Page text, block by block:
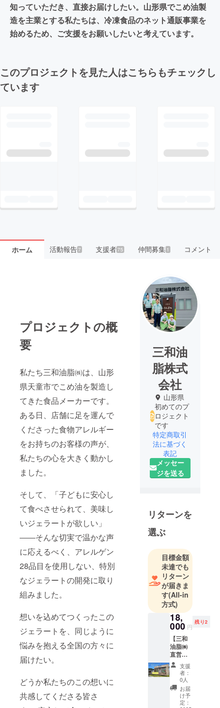
知っていただき、直接お届けしたい。山形県でこめ油製
造を主業とする私たちは、冷凍食品のネット通販事業を
始めるため、ご支援をお願いしたいと考えています。
このプロジェクトを見た人はこちらもチェックし
ています
ホーム 活動報告7 支援者75 仲間募集 1 コメント
プロジェクトの概
要
私たち三和油脂㈱は、山形
県天童市でこめ油を製造し
てきた食品メーカーです。
ある日、店舗に足を運んで
くださった食物アレルギー
をお持ちのお客様の声が、
私たちの心を大きく動かし
ました。
そして、「子どもに安心し
て食べさせられて、美味し
いジェラートが欲しい」
――そんな切実で温かな声
に応えるべく、アレルゲン
28品目を使用しない、特別
なジェラートの開発に取り
組みました。
想いを込めてつくったこの
ジェラートを、同じように
悩みを抱える全国の方々に
届けたい。
どうか私たちのこの想いに
共感してくださる皆さ
三和油
脂株式
会社
山形県
初めてのプ
ロジェクト
です
特定商取引
法に基づく
表記
メッセー
ジを送る
リターンを
選ぶ
目標金額
未達でも
リターン
が届きま
す(All-in
方式)
18,
000 円
残り2
【三和
油脂㈱
直営店
舗さん
まるに
横断幕
を1週間
掲示+団
体・企
支援
者：
0人
お届
け予
定：